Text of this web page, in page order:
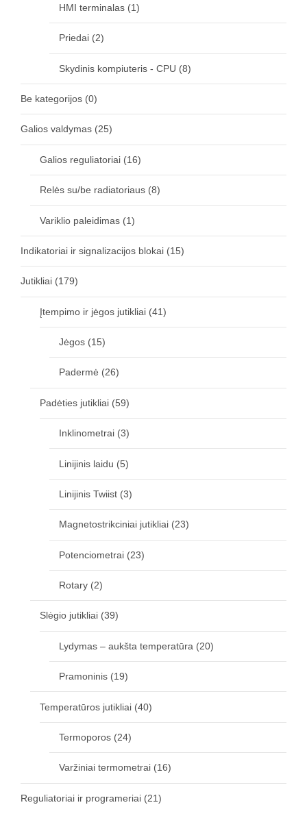
HMI terminalas (1)
Priedai (2)
Skydinis kompiuteris - CPU (8)
Be kategorijos (0)
Galios valdymas (25)
Galios reguliatoriai (16)
Relės su/be radiatoriaus (8)
Variklio paleidimas (1)
Indikatoriai ir signalizacijos blokai (15)
Jutikliai (179)
Įtempimo ir jėgos jutikliai (41)
Jėgos (15)
Padermė (26)
Padėties jutikliai (59)
Inklinometrai (3)
Linijinis laidu (5)
Linijinis Twiist (3)
Magnetostrikciniai jutikliai (23)
Potenciometrai (23)
Rotary (2)
Slėgio jutikliai (39)
Lydymas – aukšta temperatūra (20)
Pramoninis (19)
Temperatūros jutikliai (40)
Termoporos (24)
Varžiniai termometrai (16)
Reguliatoriai ir programeriai (21)